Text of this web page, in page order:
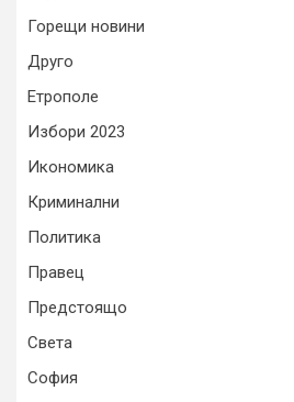
Горещи новини
Друго
Етрополе
Избори 2023
Икономика
Криминални
Политика
Правец
Предстоящо
Света
София